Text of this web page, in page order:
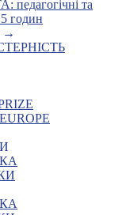
та
годин
→